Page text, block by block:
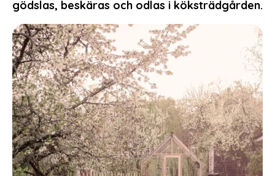
gödslas, beskäras och odlas i köksträdgården.